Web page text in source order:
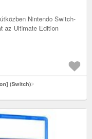
Nintendo Switch-
az Ultimate Edition
(Switch)